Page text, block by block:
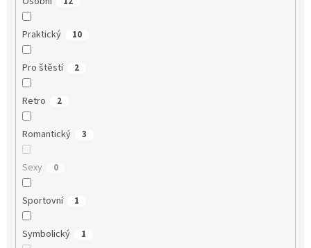
Praktický 10
Pro štěstí 2
Retro 2
Romantický 3
Sexy 0
Sportovní 1
Symbolický 1